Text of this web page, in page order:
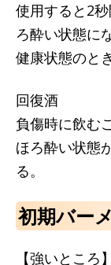
使用すると2
ろ酔い状態に
健康状態のと
回復酒
負傷時に飲む
ほろ酔い状態
る。
初期バー
【強いところ】